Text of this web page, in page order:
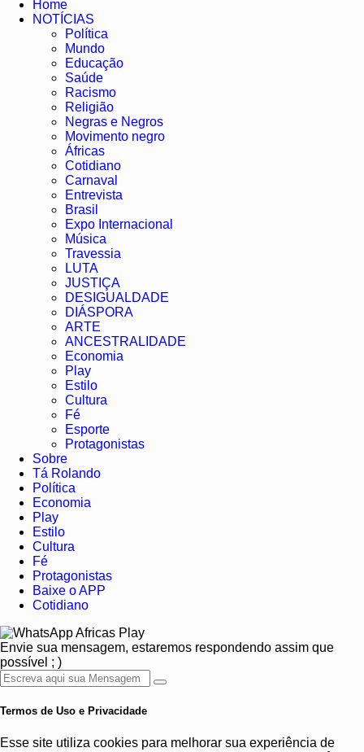
Home
NOTÍCIAS
Política
Mundo
Educação
Saúde
Racismo
Religião
Negras e Negros
Movimento negro
Áfricas
Cotidiano
Carnaval
Entrevista
Brasil
Expo Internacional
Música
Travessia
LUTA
JUSTIÇA
DESIGUALDADE
DIÁSPORA
ARTE
ANCESTRALIDADE
Economia
Play
Estilo
Cultura
Fé
Esporte
Protagonistas
Sobre
Tá Rolando
Política
Economia
Play
Estilo
Cultura
Fé
Protagonistas
Baixe o APP
Cotidiano
Africas Play
Envie sua mensagem, estaremos respondendo assim que
possível ; )
Termos de Uso e Privacidade
Esse site utiliza cookies para melhorar sua experiência de